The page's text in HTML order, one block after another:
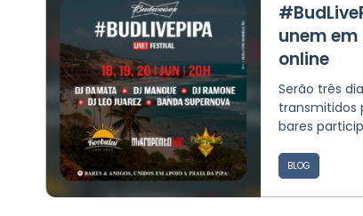
unem
online
Serão três
transmitidos
bares
BLOG